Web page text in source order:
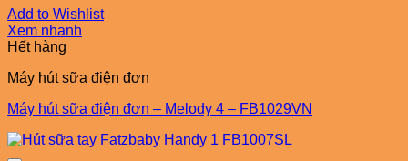
Add to Wishlist
Xem nhanh
Hết hàng
Máy hút sữa điện đơn
Máy hút sữa điện đơn – Melody 4 – FB1029VN